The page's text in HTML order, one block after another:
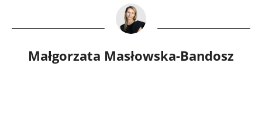
Małgorzata Masłowska-Bandosz